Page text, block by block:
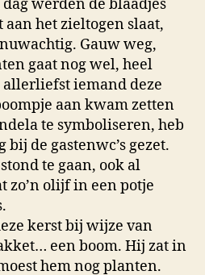
werden de blaadjes
aan het zieltogen slaat,
Gauw weg,
gaat nog wel, heel
allerliefst iemand deze
aan kwam zetten
te symboliseren, heb
de gastenwc’s gezet.
te gaan, ook al
zo’n olijf in een potje
kerst bij wijze van
een boom. Hij zat in
hem nog planten.